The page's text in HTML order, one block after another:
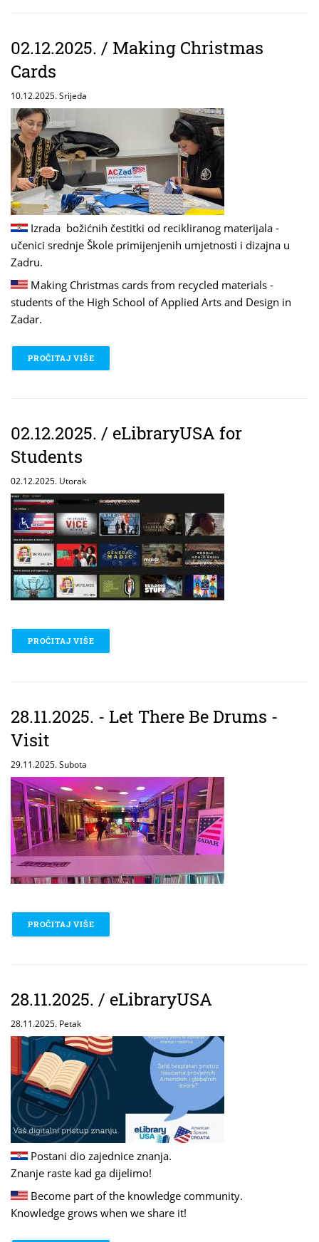
02.12.2025. / Making Christmas
Cards
10.12.2025. Srijeda
Izrada božićnih čestitki od recikliranog materijala -
učenici srednje Škole primijenjenih umjetnosti i dizajna u
Zadru.
Making Christmas cards from recycled materials -
students of the High School of Applied Arts and Design in
Zadar.
PROČITAJ VIŠE
02.12.2025. / eLibraryUSA for
Students
02.12.2025. Utorak
PROČITAJ VIŠE
28.11.2025. - Let There Be Drums -
Visit
29.11.2025. Subota
PROČITAJ VIŠE
28.11.2025. / eLibraryUSA
28.11.2025. Petak
Postani dio zajednice znanja.
Znanje raste kad ga dijelimo!
Become part of the knowledge community.
Knowledge grows when we share it!